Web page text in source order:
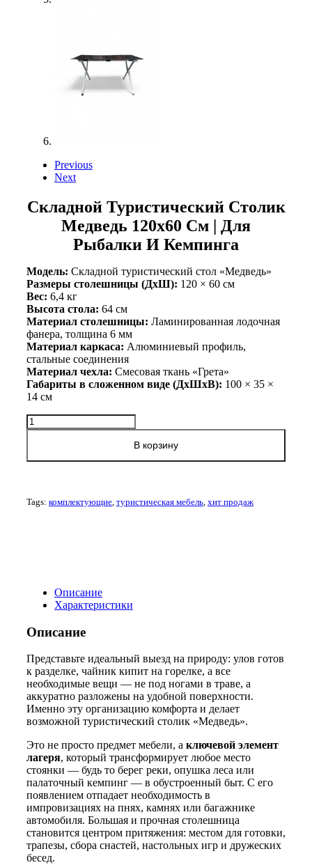
Previous
Next
Складной Туристический Столик
Медведь 120х60 См | Для
Рыбалки И Кемпинга
Модель: Складной туристический стол «Медведь»
Размеры столешницы (ДхШ): 120 × 60 см
Вес: 6,4 кг
Высота стола: 64 см
Материал столешницы: Ламинированная лодочная
фанера, толщина 6 мм
Материал каркаса: Алюминиевый профиль,
стальные соединения
Материал чехла: Смесовая ткань «Грета»
Габариты в сложенном виде (ДхШхВ): 100 × 35 ×
14 см
Количество
товара
см
В корзину
Tags: комплектующие, туристическая мебель, хит продаж
Описание
Характеристики
Описание
Представьте идеальный выезд на природу: улов готов
к разделке, чайник кипит на горелке, а все
необходимые вещи — не под ногами в траве, а
аккуратно разложены на удобной поверхности.
Именно эту организацию комфорта и делает
возможной туристический столик «Медведь».
Это не просто предмет мебели, а ключевой элемент
лагеря, который трансформирует любое место
стоянки — будь то берег реки, опушка леса или
палаточный кемпинг — в обустроенный быт. С его
появлением отпадает необходимость в
импровизациях на пнях, камнях или багажнике
автомобиля. Большая и прочная столешница
становится центром притяжения: местом для готовки,
трапезы, сбора снастей, настольных игр и дружеских
бесед.